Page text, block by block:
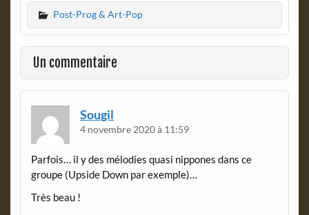
e
b
o
o
k
n
t
F
r
i
Post-Prog & Art-Pop
Un commentaire
Sougil
4 novembre 2020 à 11:59
Parfois… il y des mélodies quasi nippones dans ce
groupe (Upside Down par exemple)…
Très beau !